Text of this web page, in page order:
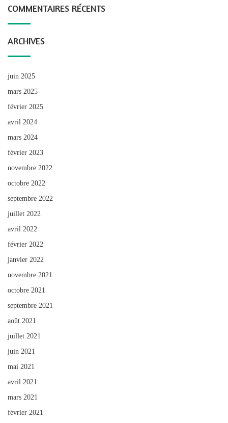
COMMENTAIRES RÉCENTS
ARCHIVES
juin 2025
mars 2025
février 2025
avril 2024
mars 2024
février 2023
novembre 2022
octobre 2022
septembre 2022
juillet 2022
avril 2022
février 2022
janvier 2022
novembre 2021
octobre 2021
septembre 2021
août 2021
juillet 2021
juin 2021
mai 2021
avril 2021
mars 2021
février 2021